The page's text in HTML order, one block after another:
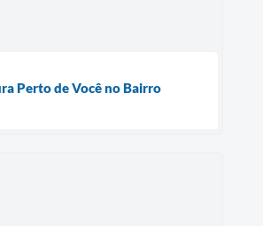
Perto de Você no Bairro